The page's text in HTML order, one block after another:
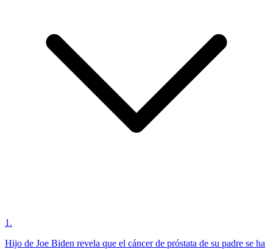
1 .
Hijo de Joe Biden revela que el cáncer de próstata de su padre se ha